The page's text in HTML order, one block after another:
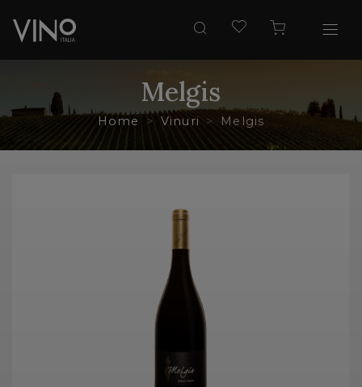
Melgis
Home Vinuri Melgis